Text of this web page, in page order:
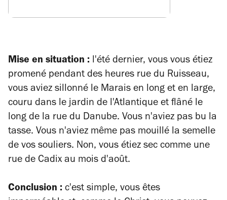
Mise en situation : l'été dernier, vous vous étiez
promené pendant des heures rue du Ruisseau,
vous aviez sillonné le Marais en long et en large,
couru dans le jardin de l'Atlantique et flâné le
long de la rue du Danube. Vous n'aviez pas bu la
tasse. Vous n'aviez même pas mouillé la semelle
de vos souliers. Non, vous étiez sec comme une
rue de Cadix au mois d'août.
Conclusion : c'est simple, vous êtes